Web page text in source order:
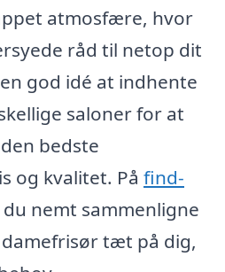
atmosfære, hvor
råd til netop dit
god idé at indhente
saloner for at
bedste
og kvalitet. På find-
du nemt sammenligne
tæt på dig,